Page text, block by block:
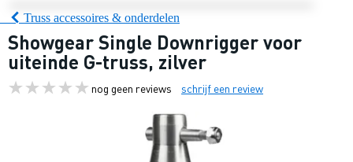
Truss accessoires & onderdelen
Showgear Single Downrigger voor
uiteinde G-truss, zilver
nog geen reviews schrijf een review